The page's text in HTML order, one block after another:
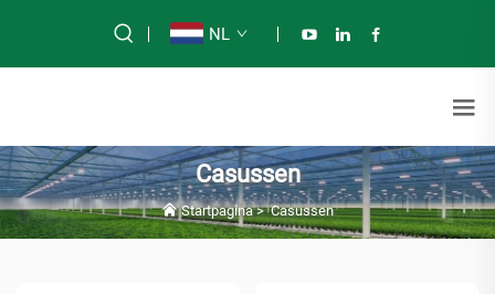
NL
Casussen
Startpagina>Casussen